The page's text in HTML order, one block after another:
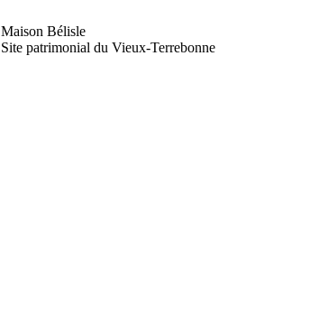
Maison Bélisle
Site patrimonial du Vieux-Terrebonne